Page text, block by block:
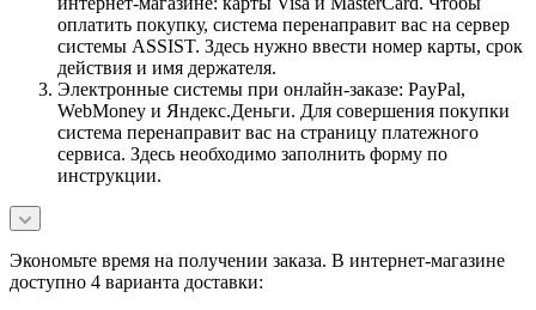
оплатить покупку, система перенаправит вас на сервер
системы ASSIST. Здесь нужно ввести номер карты, срок
действия и имя держателя.
Электронные системы при онлайн-заказе: PayPal,
WebMoney и Яндекс.Деньги. Для совершения покупки
система перенаправит вас на страницу платежного
сервиса. Здесь необходимо заполнить форму по
инструкции.
Экономьте время на получении заказа. В интернет-магазине
доступно 4 варианта доставки: